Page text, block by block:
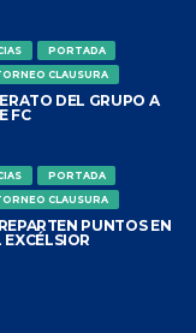
PORTADA
CLAUSURA
DEL GRUPO A
FC
PORTADA
CLAUSURA
PUNTOS EN